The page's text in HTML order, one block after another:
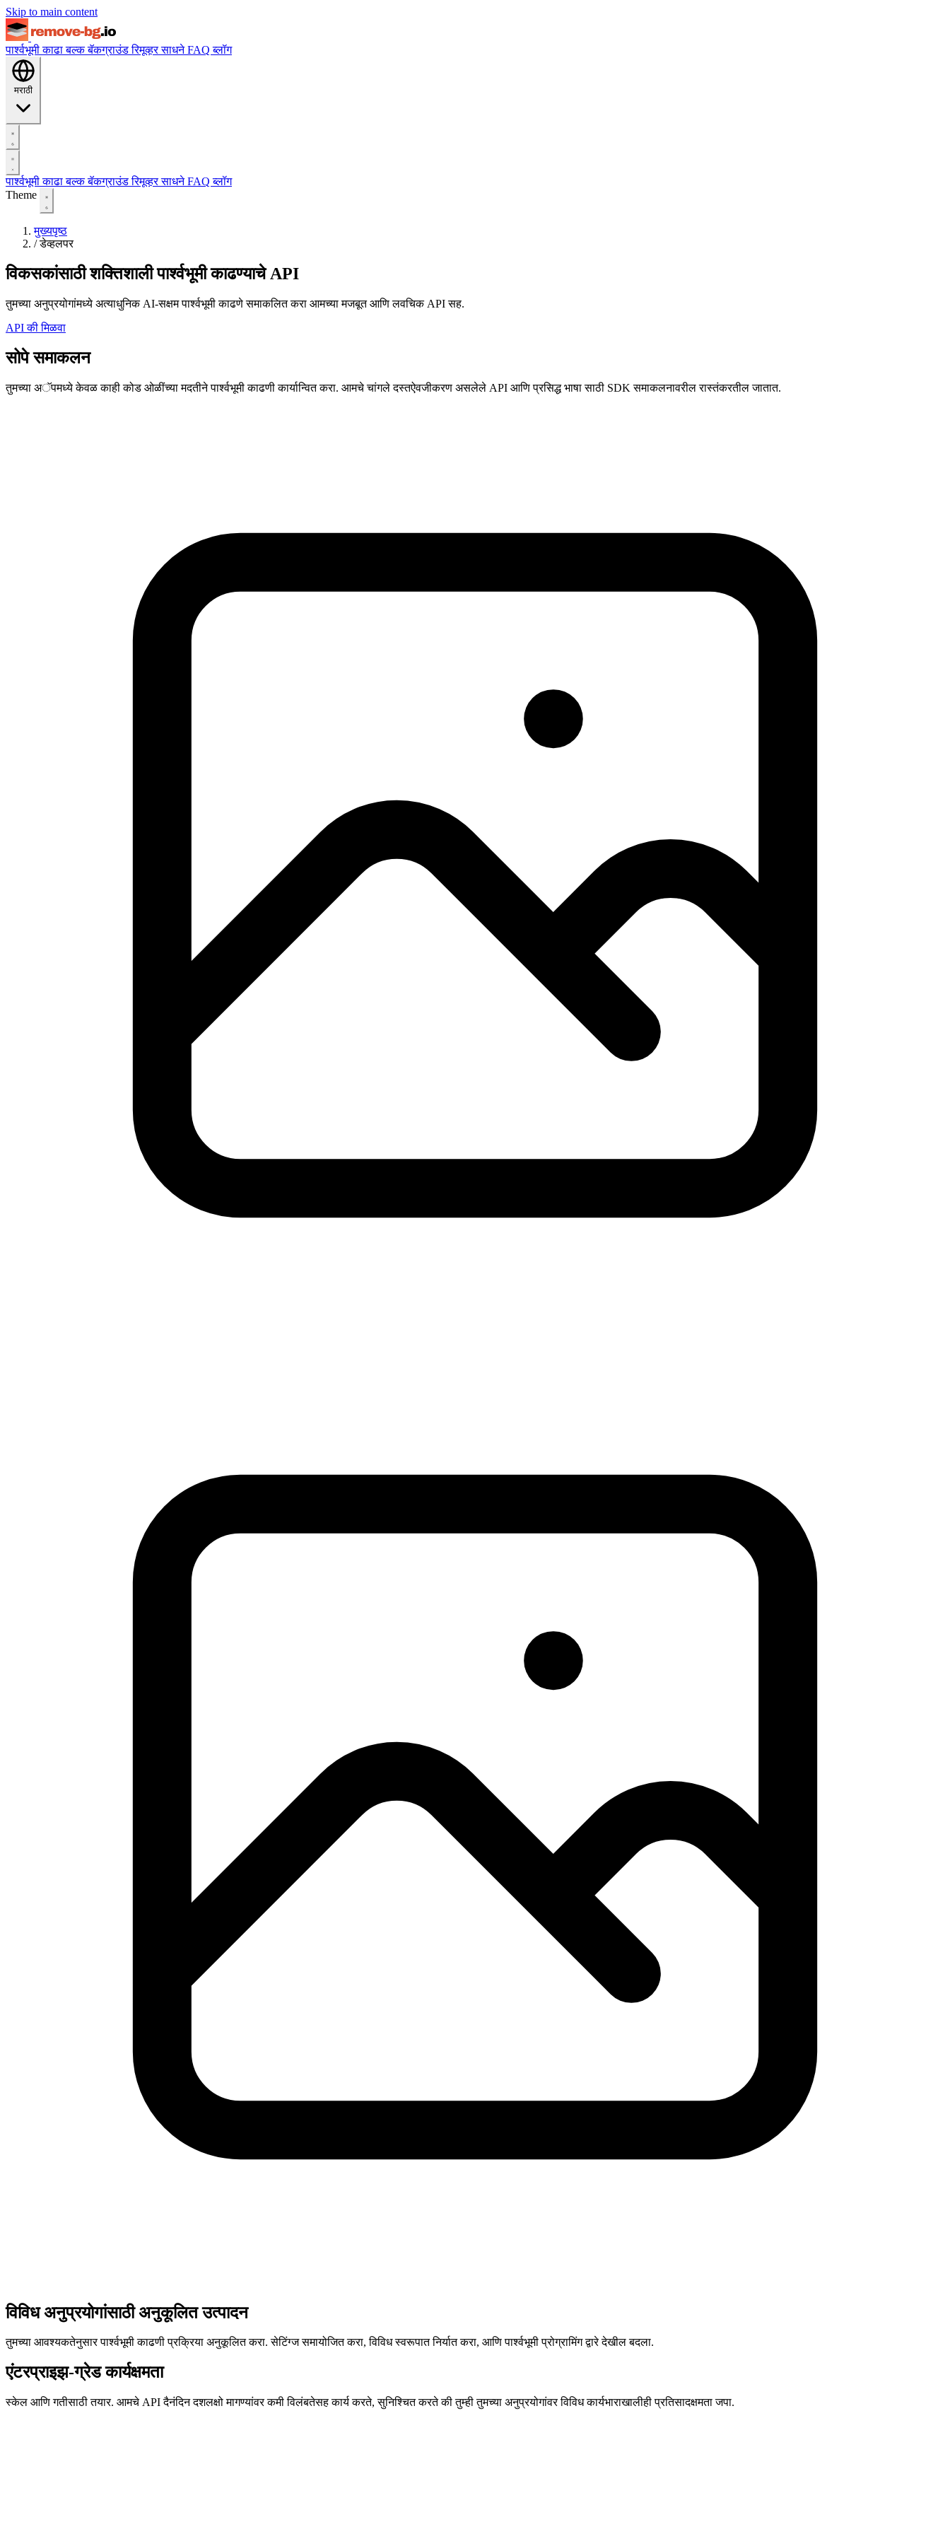
Skip to main content
पार्श्वभूमी काढाबल्क बॅकग्राउंड रिमूव्हरसाधनेFAQब्लॉग
मराठी
पार्श्वभूमी काढाबल्क बॅकग्राउंड रिमूव्हरसाधनेFAQब्लॉग
Theme
मुख्यपृष्ठ
/ डेव्हलपर
विकसकांसाठी शक्तिशाली पार्श्वभूमी काढण्याचे API
तुमच्या अनुप्रयोगांमध्ये अत्याधुनिक AI-सक्षम पार्श्वभूमी काढणे समाकलित करा आमच्या मजबूत आणि लवचिक API सह.
API की मिळवा
सोपे समाकलन
तुमच्या अॅपमध्ये केवळ काही कोड ओळींच्या मदतीने पार्श्वभूमी काढणी कार्यान्वित करा. आमचे चांगले दस्तऐवजीकरण असलेले API आणि प्रसिद्ध भाषा साठी SDK समाकलनावरील रास्तंकरतील जातात.
विविध अनुप्रयोगांसाठी अनुकूलित उत्पादन
तुमच्या आवश्यकतेनुसार पार्श्वभूमी काढणी प्रक्रिया अनुकूलित करा. सेटिंग्ज समायोजित करा, विविध स्वरूपात निर्यात करा, आणि पार्श्वभूमी प्रोग्रामिंग द्वारे देखील बदला.
एंटरप्राइझ-ग्रेड कार्यक्षमता
स्केल आणि गतीसाठी तयार. आमचे API दैनंदिन दशलक्षो मागण्यांवर कमी विलंबतेसह कार्य करते, सुनिश्चित करते की तुम्ही तुमच्या अनुप्रयोगांवर विविध कार्यभाराखालीही प्रतिसादक्षमता जपा.